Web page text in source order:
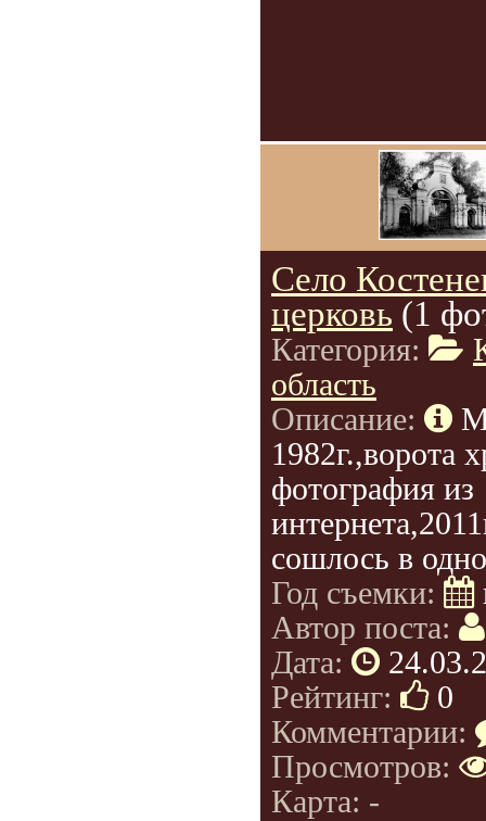
Село
церковь (1
Категория:
область
Описание:
1982г.,ворота
фотография из
сошлось в
Год съемки:
Автор поста:
Дата:
Рейтинг:
0
Комментарии:
Просмотров:
Карта: -